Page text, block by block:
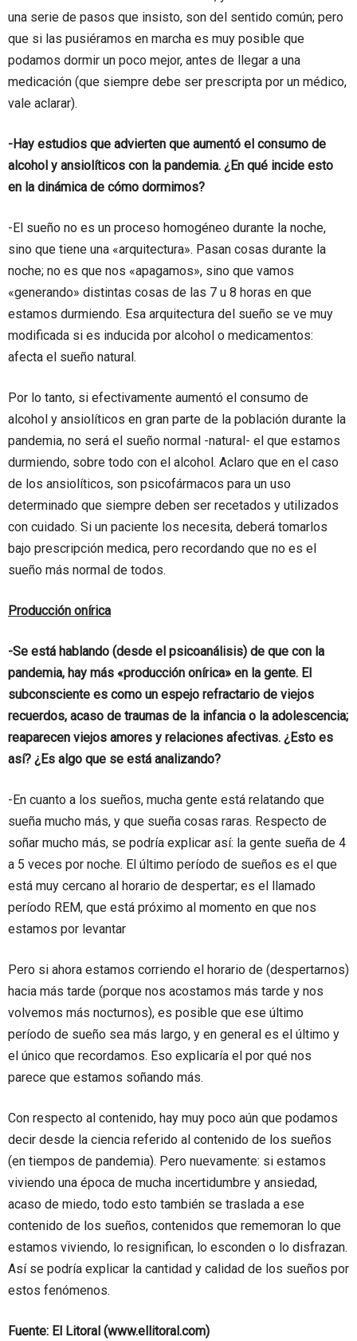
una serie de pasos que insisto, son del sentido común; pero
que si las pusiéramos en marcha es muy posible que
podamos dormir un poco mejor, antes de llegar a una
medicación (que siempre debe ser prescripta por un médico,
vale aclarar).
-Hay estudios que advierten que aumentó el consumo de
alcohol y ansiolíticos con la pandemia. ¿En qué incide esto
en la dinámica de cómo dormimos?
-El sueño no es un proceso homogéneo durante la noche,
sino que tiene una «arquitectura». Pasan cosas durante la
noche; no es que nos «apagamos», sino que vamos
«generando» distintas cosas de las 7 u 8 horas en que
estamos durmiendo. Esa arquitectura del sueño se ve muy
modificada si es inducida por alcohol o medicamentos:
afecta el sueño natural.
Por lo tanto, si efectivamente aumentó el consumo de
alcohol y ansiolíticos en gran parte de la población durante la
pandemia, no será el sueño normal -natural- el que estamos
durmiendo, sobre todo con el alcohol. Aclaro que en el caso
de los ansiolíticos, son psicofármacos para un uso
determinado que siempre deben ser recetados y utilizados
con cuidado. Si un paciente los necesita, deberá tomarlos
bajo prescripción medica, pero recordando que no es el
sueño más normal de todos.
Producción onírica
-Se está hablando (desde el psicoanálisis) de que con la
pandemia, hay más «producción onírica» en la gente. El
subconsciente es como un espejo refractario de viejos
recuerdos, acaso de traumas de la infancia o la adolescencia;
reaparecen viejos amores y relaciones afectivas. ¿Esto es
así? ¿Es algo que se está analizando?
-En cuanto a los sueños, mucha gente está relatando que
sueña mucho más, y que sueña cosas raras. Respecto de
soñar mucho más, se podría explicar así: la gente sueña de 4
a 5 veces por noche. El último período de sueños es el que
está muy cercano al horario de despertar; es el llamado
período REM, que está próximo al momento en que nos
estamos por levantar
Pero si ahora estamos corriendo el horario de (despertarnos)
hacia más tarde (porque nos acostamos más tarde y nos
volvemos más nocturnos), es posible que ese último
período de sueño sea más largo, y en general es el último y
el único que recordamos. Eso explicaría el por qué nos
parece que estamos soñando más.
Con respecto al contenido, hay muy poco aún que podamos
decir desde la ciencia referido al contenido de los sueños
(en tiempos de pandemia). Pero nuevamente: si estamos
viviendo una época de mucha incertidumbre y ansiedad,
acaso de miedo, todo esto también se traslada a ese
contenido de los sueños, contenidos que rememoran lo que
estamos viviendo, lo resignifican, lo esconden o lo disfrazan.
Así se podría explicar la cantidad y calidad de los sueños por
estos fenómenos.
Fuente: El Litoral (www.ellitoral.com)